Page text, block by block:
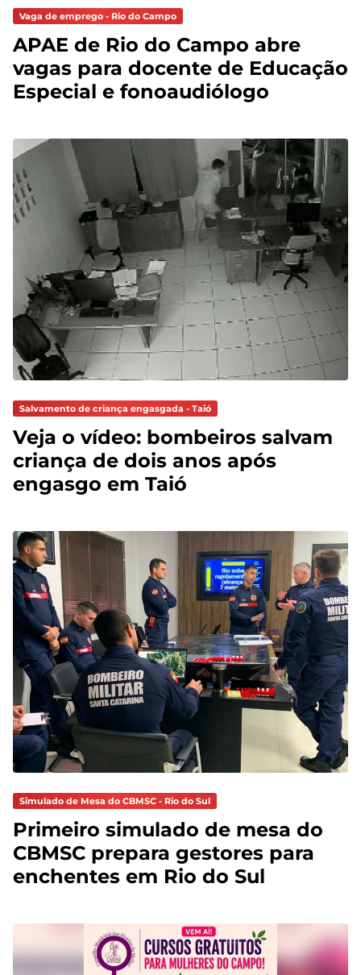
Vaga de emprego - Rio do Campo
APAE de Rio do Campo abre
vagas para docente de Educação
Especial e fonoaudiólogo
Salvamento de criança engasgada - Taió
Veja o vídeo: bombeiros salvam
criança de dois anos após
engasgo em Taió
Simulado de Mesa do CBMSC - Rio do Sul
Primeiro simulado de mesa do
CBMSC prepara gestores para
enchentes em Rio do Sul